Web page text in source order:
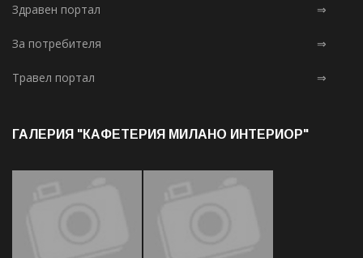
Здравен портал ⇒
За потребителя ⇒
Травел портал ⇒
ГАЛЕРИЯ "КАФЕТЕРИЯ МИЛАНО ИНТЕРИОР"